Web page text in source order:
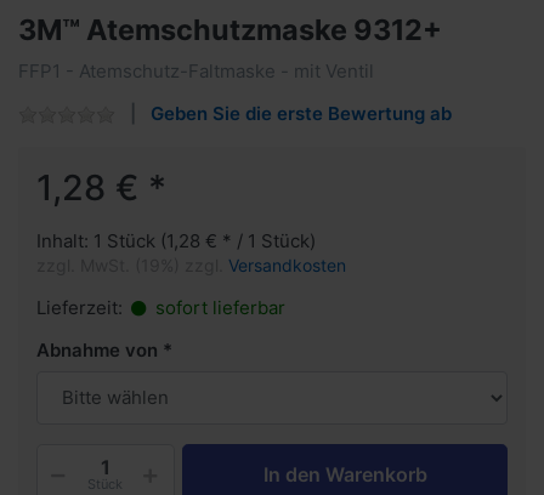
3M™ Atemschutzmaske 9312+
FFP1 - Atemschutz-Faltmaske - mit Ventil
Geben Sie die erste Bewertung ab
1,28 € *
Inhalt: 1 Stück (1,28 € * / 1 Stück)
Versandkosten
Lieferzeit:
sofort lieferbar
Abnahme von
Stück In den Warenkorb